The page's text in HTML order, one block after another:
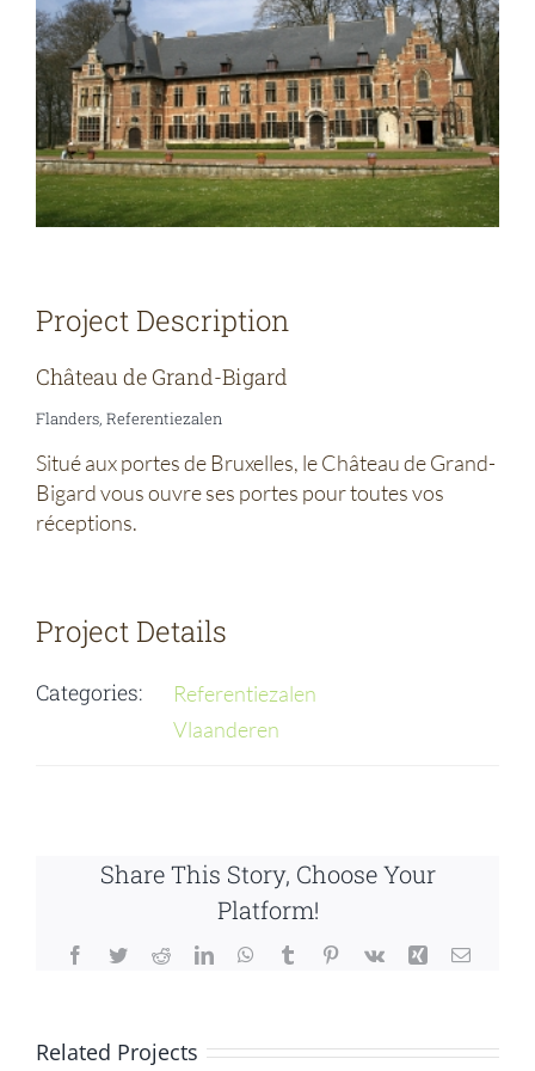
Project Description
Château de Grand-Bigard
Flanders, Referentiezalen
Situé aux portes de Bruxelles, le Château de Grand-
Bigard vous ouvre ses portes pour toutes vos
réceptions.
Project Details
Categories:
Referentiezalen
Vlaanderen
Share This Story, Choose Your
Platform!
Facebook
TwitterRedditLinkedInWhatsApp
TumblrPinterest
Vk Xing Email
Related Projects